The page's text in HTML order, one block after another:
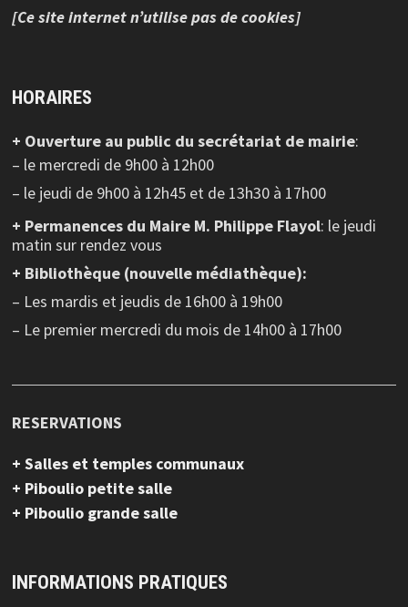
[Ce site internet n’utilise pas de cookies]
HORAIRES
+ Ouverture au public du secrétariat de mairie:
– le mercredi de 9h00 à 12h00
– le jeudi de 9h00 à 12h45 et de 13h30 à 17h00
+ Permanences du Maire M. Philippe Flayol: le jeudi
matin sur rendez vous
+ Bibliothèque (nouvelle médiathèque):
– Les mardis et jeudis de 16h00 à 19h00
– Le premier mercredi du mois de 14h00 à 17h00
RESERVATIONS
+ Salles et temples communaux
+ Piboulio petite salle
+ Piboulio grande salle
INFORMATIONS PRATIQUES